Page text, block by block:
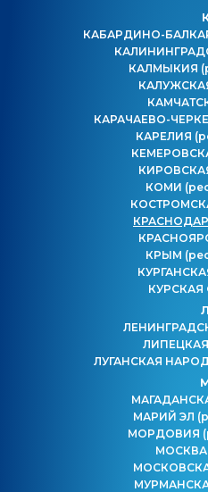
КАБАРДИНО-
КАЛМЫКИЯ
КАРАЧАЕВО-
КАРЕЛИЯ
КОМИ
КРЫМ
КУРСКАЯ
Л
ЛУГАНСКАЯ
МАРИЙ ЭЛ
МОРДОВИЯ
МОСКВА